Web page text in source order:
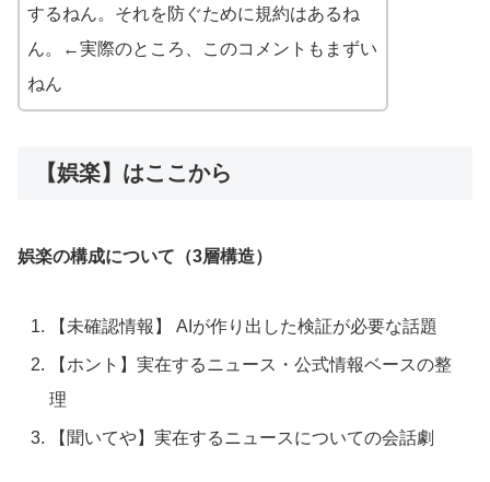
するねん。それを防ぐために規約はあるね
ん。←実際のところ、このコメントもまずい
ねん
【娯楽】はここから
娯楽の構成について（3層構造）
【未確認情報】 AIが作り出した検証が必要な話題
【ホント】実在するニュース・公式情報ベースの整
理
【聞いてや】実在するニュースについての会話劇